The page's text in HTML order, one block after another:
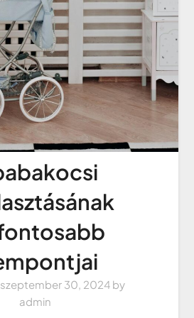
szeptember 30, 2024 by
admin